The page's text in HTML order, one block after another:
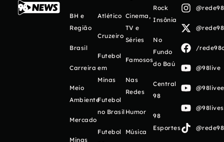
BH e
Região
Brasil
Carreira
Meio
Ambiente
Mercado
Minas
Atlético
Cruzeiro
Futebol
em
Minas
Futebol
no Brasil
Futebol
Cinema,
TV e
Séries
Famosos
Nas
Redes
Humor
Música
Rock
Insônia
No
Fundo
do Baú
Central
98
98
Esportes
/
@98live